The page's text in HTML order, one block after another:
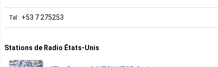
Tel : +53 7 275253
Stations de Radio États-Unis